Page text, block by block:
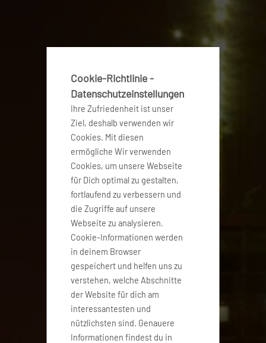
Cookie-Richtlinie -
Datenschutzeinstellungen
Ihre Zufriedenheit ist unser
Ziel, deshalb verwenden wir
Cookies. Mit diesen
ermögliche Wir verwenden
Cookies, um unsere Webseite
für Dich optimal zu gestalten,
fortlaufend zu verbessern und
die Zugriffe auf unsere
Webseite zu analysieren.
Cookie-Informationen werden
in deinem Browser
gespeichert und helfen uns zu
verstehen, welche Abschnitte
der Website für dich am
interessantesten und
nützlichsten sind. Genauere
Informationen findest du in